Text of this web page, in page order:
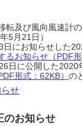
転及び風向風速計
5月21日）
日にお知らせした
るお知らせ（PDF形
日に公開した2020
形式：62KB） の
せ
のお知らせ